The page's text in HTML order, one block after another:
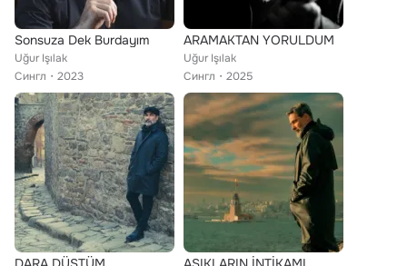
Sonsuza Dek Burdayım
Uğur Işılak
Сингл
2023
ARAMAKTAN YORULDUM
Uğur Işılak
Сингл
2025